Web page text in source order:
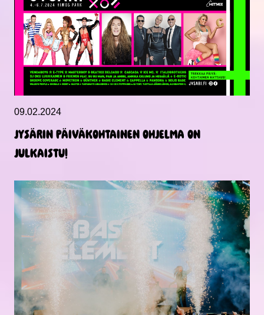
09.02.2024
JYSÄRIN PÄIVÄKOHTAINEN OHJELMA ON
JULKAISTU!